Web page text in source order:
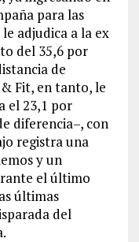
para las
adjudica a la ex
del 35,6 por
de
Fit, en tanto, le
el 23,1 por
diferencia–, con
registra una
y un
el último
últimas
del